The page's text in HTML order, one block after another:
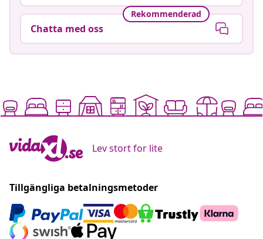
Rekommenderad
Chatta med oss
Lev stort for lite
Tillgängliga betalningsmetoder